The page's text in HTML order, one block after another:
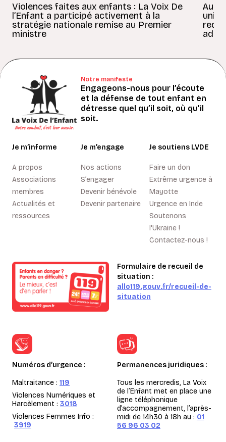
Violences faites aux enfants : La Voix De
l’Enfant a participé activement à la
stratégie nationale remise au Premier
ministre
Au
Notre manifeste
Engageons-nous pour l’écoute
et la défense de tout enfant en
détresse quel qu’il soit, où qu’il
soit.
Je m’informe
A propos
Associations
membres
Actualités et
ressources
Je m’engage
Nos actions
S’engager
Devenir bénévole
Devenir partenaire
Je soutiens LVDE
Faire un don
Extrême urgence à
Mayotte
Urgence en Inde
Soutenons
l'Ukraine !
Contactez-nous !
Formulaire de recueil de
situation :
allo119.gouv.fr/recueil-de-
situation
Numéros d’urgence :
Maltraitance : 119
Violences Numériques et
Harcèlement : 3018
Violences Femmes Info :
3919
Permanences juridiques :
Tous les mercredis, La Voix
de l’Enfant met en place une
ligne téléphonique
d’accompagnement, l’après-
midi de 14h30 à 18h au : 01
56 96 03 02